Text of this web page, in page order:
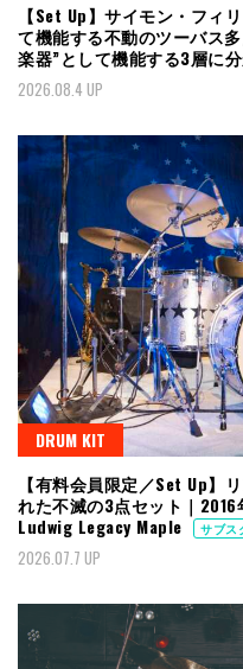
【Set Up】サイモン・フィ
て機能する不動のツーバス
楽器”として機能する3層に
2026.08.4 UP
DRUM KIT
【有料会員限定／Set Up】
れた不滅の3点セット｜
Ludwig Legacy Maple
サブス
2026.07.7 UP